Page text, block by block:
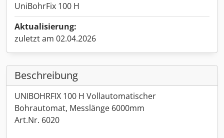
UniBohrFix 100 H
Aktualisierung:
zuletzt am 02.04.2026
Beschreibung
UNIBOHRFIX 100 H Vollautomatischer
Bohrautomat, Messlänge 6000mm
Art.Nr. 6020